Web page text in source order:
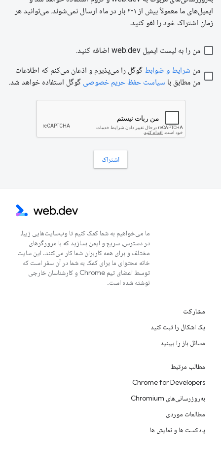
ما می‌خواهیم به شما کمک کنیم تا وب‌سایت‌هایی زیبا،
در دسترس، سریع و ایمن بسازید که با مرورگرهای
مختلف و برای همه کاربران شما کار می‌کنند. این سایت
خانه محتوای ما برای کمک به شما در آن سفر است که
توسط اعضای تیم Chrome و کارشناسان خارجی
نوشته شده است.
مشارکت
یک اشکال را ثبت کنید
مسائل باز را ببینید
مطالب مرتبط
Chrome for Developers
به‌روزرسانی‌های Chromium
مطالعات موردی
پادکست ها و نمایش ها